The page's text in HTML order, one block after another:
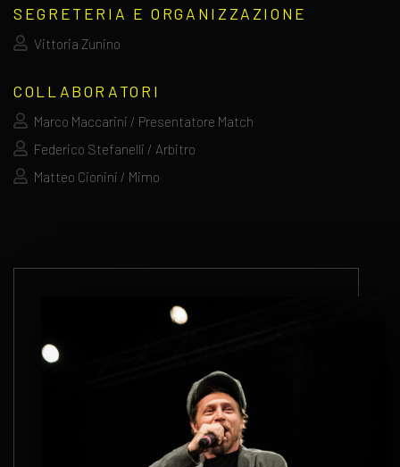
SEGRETERIA E ORGANIZZAZIONE
Vittoria Zunino
COLLABORATORI
Marco Maccarini / Presentatore Match
Federico Stefanelli / Arbitro
Matteo Cionini / Mimo